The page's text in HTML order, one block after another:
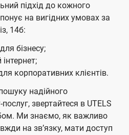
підхід до кожного
на вигідних умовах за
14б:
бізнесу;
корпоративних клієнтів.
надійного
звертайтеся в UTELS
Ми знаємо, як важливо
на звʼязку, мати доступ